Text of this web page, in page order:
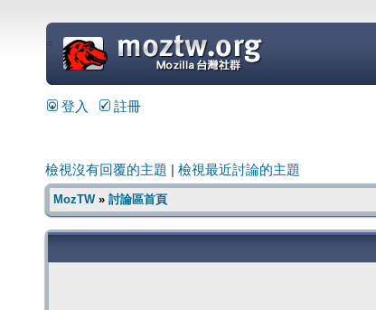
=
登入 註冊
檢視沒有回覆的主題 檢視最近討論的主題
MozTW» 討論區首頁